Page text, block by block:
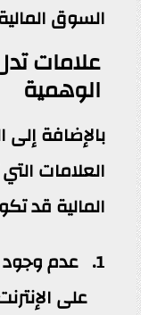
السوق
علامات
الوهمية
بالإضافة
العلامات
المالية قد
عدم
على